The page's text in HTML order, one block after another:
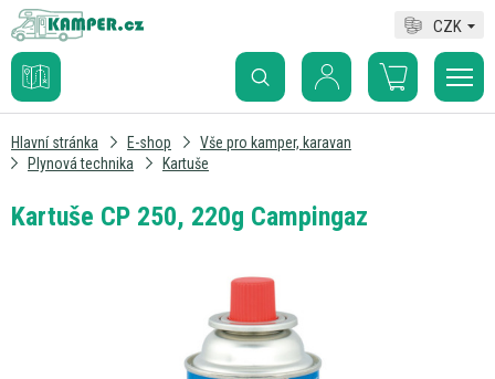
CZK
Hlavní stránka E-shop
Vše pro kamper, karavan
Plynová technika
Kartuše
Kartuše CP 250, 220g Campingaz